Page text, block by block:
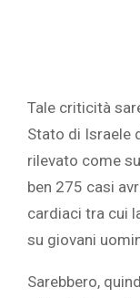
Tale criticità
Stato di Israele
rilevato come
ben 275 casi
cardiaci tra cui
su giovani
Sarebbero,